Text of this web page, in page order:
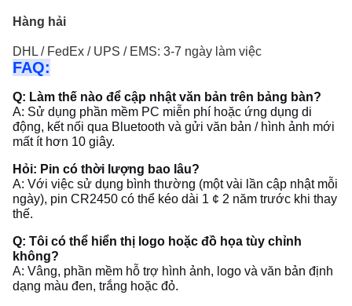
Hàng hải
DHL / FedEx / UPS / EMS: 3-7 ngày làm việc
FAQ:
Q: Làm thế nào để cập nhật văn bản trên bảng bàn?
A: Sử dụng phần mềm PC miễn phí hoặc ứng dụng di
động, kết nối qua Bluetooth và gửi văn bản / hình ảnh mới
mất ít hơn 10 giây.
Hỏi: Pin có thời lượng bao lâu?
A: Với việc sử dụng bình thường (một vài lần cập nhật mỗi
ngày), pin CR2450 có thể kéo dài 1 ¢ 2 năm trước khi thay
thế.
Q: Tôi có thể hiển thị logo hoặc đồ họa tùy chỉnh
không?
A: Vâng, phần mềm hỗ trợ hình ảnh, logo và văn bản định
dạng màu đen, trắng hoặc đỏ.